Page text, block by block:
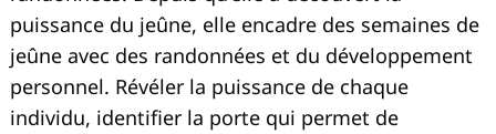
puissance du jeûne, elle encadre des semaines de
jeûne avec des randonnées et du développement
personnel. Révéler la puissance de chaque
individu, identifier la porte qui permet de